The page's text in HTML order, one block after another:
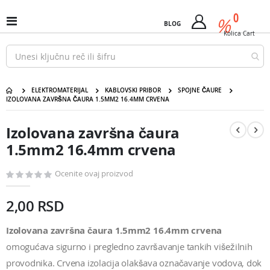
na
sadržaj
Uključi
/
isključi
Nav
BLOG %
Cart 0
Kolica Cart
ELEKTROMATERIJAL KABLOVSKI PRIBOR
SPOJNE ČAURE
IZOLOVANA ZAVRŠNA ČAURA 1.5MM2 16.4MM CRVENA
kraj
galerije
slika
Izolovana završna čaura 1.5mm2 16.4mm crvena
početak
galerije
slika
Izolovana završna čaura
1.5mm2 16.4mm crvena
Ocenite ovaj proizvod
2,00 RSD
Izolovana završna čaura 1.5mm2 16.4mm crvena
omogućava sigurno i pregledno završavanje tankih višežilnih
provodnika. Crvena izolacija olakšava označavanje vodova, dok